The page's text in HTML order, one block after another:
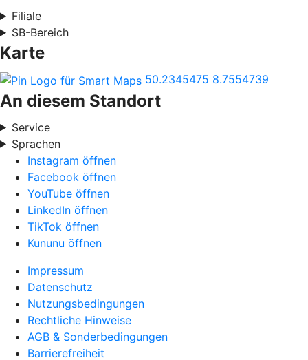
Filiale
SB-Bereich
Karte
50.2345475 8.7554739
An diesem Standort
Service
Sprachen
Instagram öffnen
Facebook öffnen
YouTube öffnen
LinkedIn öffnen
TikTok öffnen
Kununu öffnen
Impressum
Datenschutz
Nutzungsbedingungen
Rechtliche Hinweise
AGB & Sonderbedingungen
Barrierefreiheit